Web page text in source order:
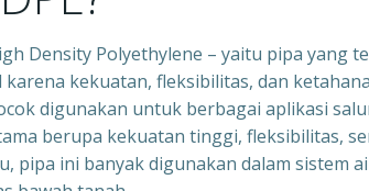
Density Polyethylene – yaitu pipa yang
kekuatan, fleksibilitas, dan
digunakan untuk berbagai aplikasi
berupa kekuatan tinggi, fleksibilitas,
pipa ini banyak digunakan dalam sistem